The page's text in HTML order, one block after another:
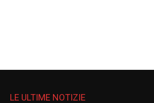
LE ULTIME NOTIZIE